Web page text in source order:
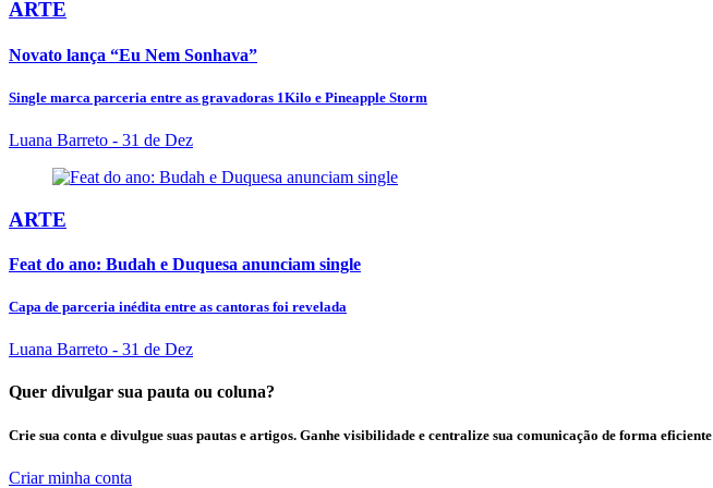
ARTE
Novato lança “Eu Nem Sonhava”
Single marca parceria entre as gravadoras 1Kilo e Pineapple Storm
Luana Barreto - 31 de Dez
ARTE
Feat do ano: Budah e Duquesa anunciam single
Capa de parceria inédita entre as cantoras foi revelada
Luana Barreto - 31 de Dez
Quer divulgar sua pauta ou coluna?
Crie sua conta e divulgue suas pautas e artigos. Ganhe visibilidade e centralize sua comunicação de forma eficiente
Criar minha conta